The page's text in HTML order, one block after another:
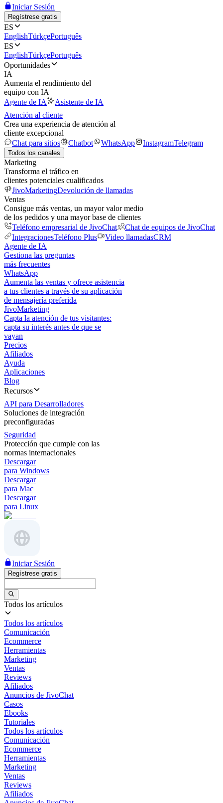
Iniciar Sesión
Regístrese gratis
ES
EnglishTürkçePortuguês
ES
EnglishTürkçePortuguês
Oportunidades
IA
Aumenta el rendimiento del
equipo con IA
Agente de IA
Asistente de IA
Atención al cliente
Crea una experiencia de atención al
cliente excepcional
Chat para sitios
Chatbot WhatsApp InstagramTelegram
Todos los canales
Marketing
Transforma el tráfico en
clientes potenciales cualificados
JivoMarketingDevolución de llamadas
Ventas
Consigue más ventas, un mayor valor medio
de los pedidos y una mayor base de clientes
Teléfono empresarial de JivoChat
Chat de equipos de JivoChat
IntegracionesTeléfono Plus Video llamadasCRM
Agente de IA
Gestiona las preguntas
más frecuentes
WhatsApp
Aumenta las ventas y ofrece asistencia
a tus clientes a través de su aplicación
de mensajería preferida
JivoMarketing
Capta la atención de tus visitantes:
capta su interés antes de que se
vayan
Precios
Afiliados
Ayuda
Aplicaciones
Blog
Recursos
API para Desarrolladores
Soluciones de integración
preconfiguradas
Seguridad
Protección que cumple con las
normas internacionales
Descargar
para Windows
Descargar
para Mac
Descargar
para Linux
Iniciar Sesión
Regístrese gratis
Todos los artículos
Todos los artículos
Comunicación
Ecommerce
Herramientas
Marketing
Ventas
Reviews
Afiliados
Anuncios de JivoChat
Casos
Ebooks
Tutoriales
Todos los artículos
Comunicación
Ecommerce
Herramientas
Marketing
Ventas
Reviews
Afiliados